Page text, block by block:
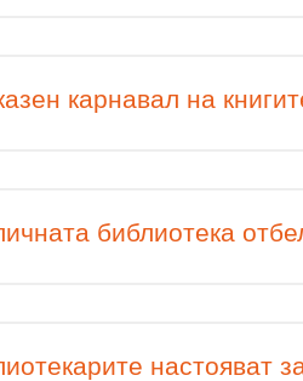
карнавал на
библиотека
настояват